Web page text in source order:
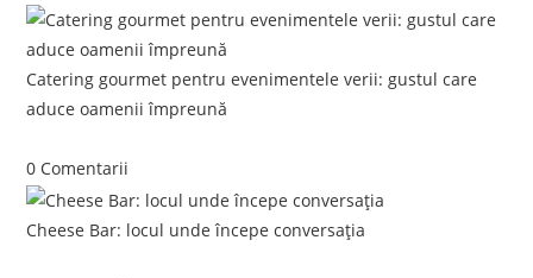
Catering gourmet pentru evenimentele verii: gustul care
aduce oamenii împreună
0 Comentarii
Cheese Bar: locul unde începe conversația